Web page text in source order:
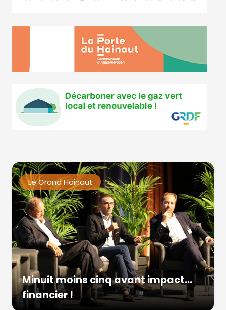
Le Grand Hainaut
Minuit moins cinq avant impact…
financier !